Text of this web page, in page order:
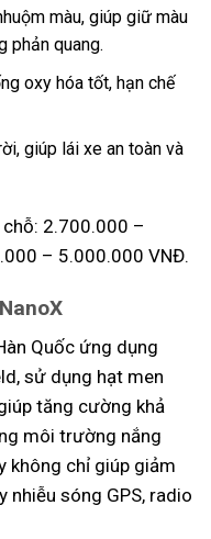
màu, giúp giữ màu
phản quang.
oxy hóa tốt, hạn chế
giúp lái xe an toàn và
chỗ: 2.700.000 –
– 5.000.000 VNĐ.
Quốc ứng dụng
sử dụng hạt men
tăng cường khả
môi trường nắng
không chỉ giúp giảm
nhiễu sóng GPS, radio